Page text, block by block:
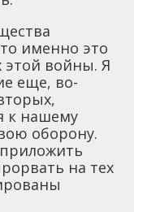
именно это
этой войны. Я
еще, во-
к нашему
оборону.
на тех